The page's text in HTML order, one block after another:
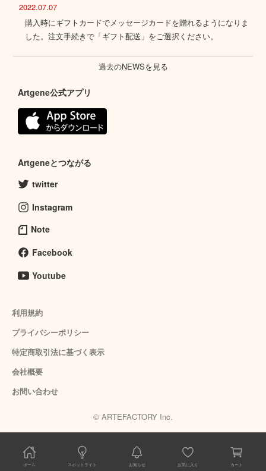
ホーム スポットライト お知らせ お気に入り カート
2022.07.07
購入時にギフトカードでメッセージカードを贈れるようになりま
した。注文手続きで「ギフト配送」をご選択ください。
過去のNEWSを見る
Artgene公式アプリ
Artgeneとつながる
twitter
Instagram
Note
Facebook
Youtube
利用規約
プライバシーポリシー
特定商取引法に基づく表示
会社概要
お問い合わせ
© ARTEFACTORY Inc.